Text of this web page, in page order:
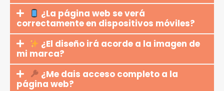
¿La página web se verá
correctamente en dispositivos móviles?
¿El diseño irá acorde a la imagen de
mi marca?
¿Me dais acceso completo a la
página web?